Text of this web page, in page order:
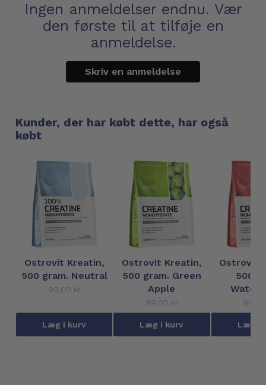
Ingen anmeldelser endnu. Vær
den første til at tilføje en
anmeldelse.
Skriv en anmeldelse
Kunder, der har købt dette, har også
købt
Ostrovit Kreatin,
500 gram. Neutral
99,00 kr
Læg i kurv
Ostrovit Kreatin,
500 gram. Green
Apple
99,00 kr
Læg i kurv
Ostrovit
500
Læg i